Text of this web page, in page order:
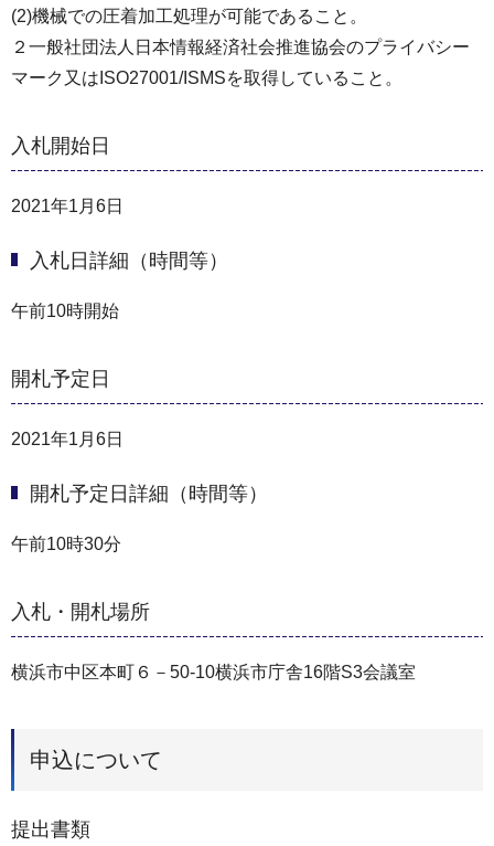
(2)機械での圧着加工処理が可能であること。
２一般社団法人日本情報経済社会推進協会のプライバシー
マーク又はISO27001/ISMSを取得していること。
入札開始日
2021年1月6日
入札日詳細（時間等）
午前10時開始
開札予定日
2021年1月6日
開札予定日詳細（時間等）
午前10時30分
入札・開札場所
横浜市中区本町６－50-10横浜市庁舎16階S3会議室
申込について
提出書類